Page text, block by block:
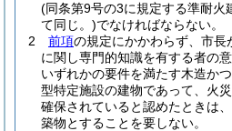
(同条第9号の3に規定する準耐火
て同じ。)でなければならない。
2
前項の規定にかかわらず、市
に関し専門的知識を有する者の意
いずれかの要件を満たす木造か
型特定施設の建物であって、火
確保されていると認めたときは
築物とすることを要しない。